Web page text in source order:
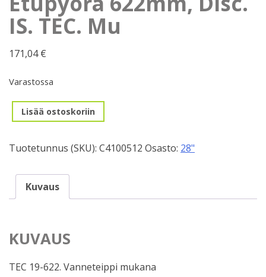
IS. TEC. Mu
171,04€
Varastossa
Etupyörä
622mm,
IS.
Mu
määrä
Lisää ostoskoriin
Tuotetunnus (SKU): C4100512 Osasto: 28"
Kuvaus
KUVAUS
TEC 19-622. Vanneteippi mukana